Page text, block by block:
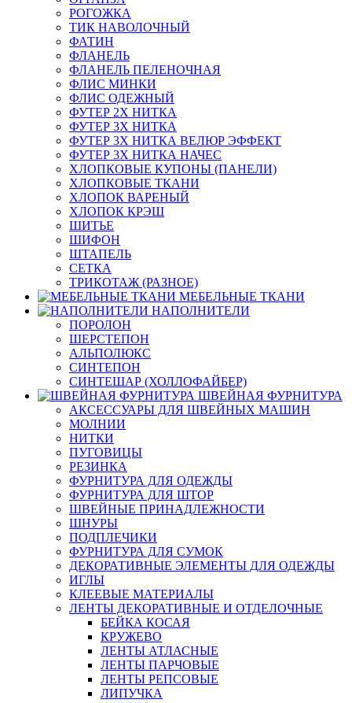
РОГОЖКА
ТИК НАВОЛОЧНЫЙ
ФАТИН
ФЛАНЕЛЬ
ФЛАНЕЛЬ ПЕЛЕНОЧНАЯ
ФЛИС МИНКИ
ФЛИС ОДЕЖНЫЙ
ФУТЕР 2Х НИТКА
ФУТЕР 3Х НИТКА
ФУТЕР 3Х НИТКА ВЕЛЮР ЭФФЕКТ
ФУТЕР 3Х НИТКА НАЧЕС
ХЛОПКОВЫЕ КУПОНЫ (ПАНЕЛИ)
ХЛОПКОВЫЕ ТКАНИ
ХЛОПОК ВАРЕНЫЙ
ХЛОПОК КРЭШ
ШИТЬЕ
ШИФОН
ШТАПЕЛЬ
СЕТКА
ТРИКОТАЖ (РАЗНОЕ)
МЕБЕЛЬНЫЕ ТКАНИ
НАПОЛНИТЕЛИ
ПОРОЛОН
ШЕРСТЕПОН
АЛЬПОЛЮКС
СИНТЕПОН
СИНТЕШАР (ХОЛЛОФАЙБЕР)
ШВЕЙНАЯ ФУРНИТУРА
АКСЕССУАРЫ ДЛЯ ШВЕЙНЫХ МАШИН
МОЛНИИ
НИТКИ
ПУГОВИЦЫ
РЕЗИНКА
ФУРНИТУРА ДЛЯ ОДЕЖДЫ
ФУРНИТУРА ДЛЯ ШТОР
ШВЕЙНЫЕ ПРИНАДЛЕЖНОСТИ
ШНУРЫ
ПОДПЛЕЧИКИ
ФУРНИТУРА ДЛЯ СУМОК
ДЕКОРАТИВНЫЕ ЭЛЕМЕНТЫ ДЛЯ ОДЕЖДЫ
ИГЛЫ
КЛЕЕВЫЕ МАТЕРИАЛЫ
ЛЕНТЫ ДЕКОРАТИВНЫЕ И ОТДЕЛОЧНЫЕ
БЕЙКА КОСАЯ
КРУЖЕВО
ЛЕНТЫ АТЛАСНЫЕ
ЛЕНТЫ ПАРЧОВЫЕ
ЛЕНТЫ РЕПСОВЫЕ
ЛИПУЧКА